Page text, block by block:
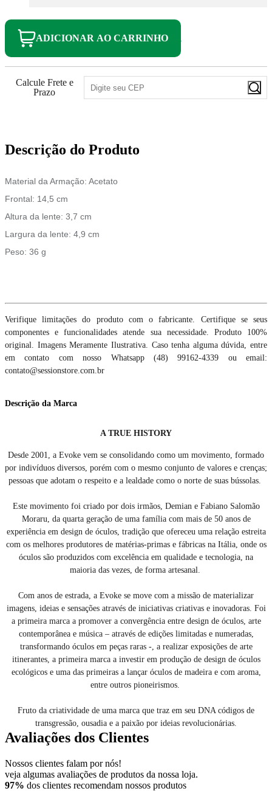
ADICIONAR AO CARRINHO
Calcule Frete e
Prazo
Descrição do Produto
Material da Armação: Acetato
Frontal: 14,5 cm
Altura da lente: 3,7 cm
Largura da lente: 4,9 cm
Peso: 36 g
Verifique limitações do produto com o fabricante. Certifique se seus
componentes e funcionalidades atende sua necessidade. Produto 100%
original. Imagens Meramente Ilustrativa. Caso tenha alguma dúvida, entre
em contato com nosso Whatsapp (48) 99162-4339 ou email:
contato@sessionstore.com.br
Descrição da Marca
A TRUE HISTORY
Desde 2001, a Evoke vem se consolidando como um movimento, formado
por indivíduos diversos, porém com o mesmo conjunto de valores e crenças;
pessoas que adotam o respeito e a lealdade como o norte de suas bússolas.
Este movimento foi criado por dois irmãos, Demian e Fabiano Salomão
Moraru, da quarta geração de uma família com mais de 50 anos de
experiência em design de óculos, tradição que ofereceu uma relação estreita
com os melhores produtores de matérias-primas e fábricas na Itália, onde os
óculos são produzidos com excelência em qualidade e tecnologia, na
maioria das vezes, de forma artesanal.
Com anos de estrada, a Evoke se move com a missão de materializar
imagens, ideias e sensações através de iniciativas criativas e inovadoras. Foi
a primeira marca a promover a convergência entre design de óculos, arte
contemporânea e música – através de edições limitadas e numeradas,
transformando óculos em peças raras -, a realizar exposições de arte
itinerantes, a primeira marca a investir em produção de design de óculos
ecológicos e uma das primeiras a lançar óculos de madeira e com aroma,
entre outros pioneirismos.
Fruto da criatividade de uma marca que traz em seu DNA códigos de
transgressão, ousadia e a paixão por ideias revolucionárias.
Avaliações dos Clientes
Nossos clientes falam por nós!
veja algumas avaliações de produtos da nossa loja.
97% dos clientes recomendam nossos produtos